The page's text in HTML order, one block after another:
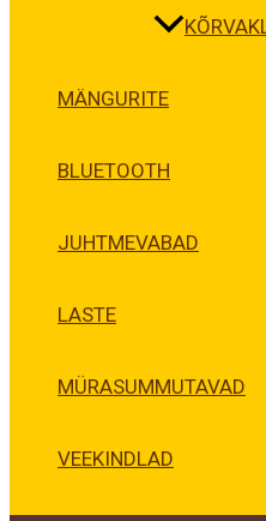
MÄNGURITE
BLUETOOTH
JUHTMEVABAD
LASTE
MÜRASUMMUTAVAD
VEEKINDLAD